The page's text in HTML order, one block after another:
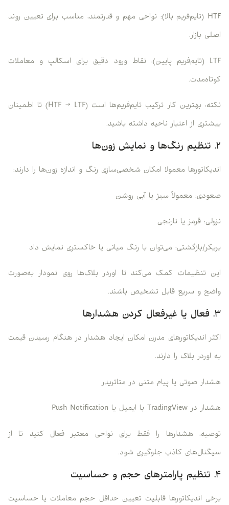
HTF (تایم‌فریم بالا): نواحی مهم و قدرتمند، مناسب برای تعیین روند
اصلی بازار.
LTF (تایم‌فریم پایین): نقاط ورود دقیق برای اسکالپ و معاملات
کوتاه‌مدت.
نکته: بهترین کار ترکیب تایم‌فریم‌ها است (HTF → LTF) تا اطمینان
بیشتری از اعتبار ناحیه داشته باشید.
۲. تنظیم رنگ‌ها و نمایش زون‌ها
اندیکاتورها معمولا امکان شخصی‌سازی رنگ و اندازه زون‌ها را دارند:
صعودی: معمولاً سبز یا آبی روشن
نزولی: قرمز یا نارنجی
بریکر/بازگشتی: می‌توان با رنگ میانی یا خاکستری نمایش داد
این تنظیمات کمک می‌کند تا اوردر بلاک‌ها روی نمودار به‌صورت
واضح و سریع قابل تشخیص باشند.
۳. فعال یا غیرفعال کردن هشدارها
اکثر اندیکاتورهای مدرن امکان ایجاد هشدار در هنگام رسیدن قیمت
به اوردر بلاک را دارند.
هشدار صوتی یا پیام متنی در متاتریدر
هشدار در TradingView با ایمیل یا Push Notification
توصیه: هشدارها را فقط برای نواحی معتبر فعال کنید تا از
سیگنال‌های کاذب جلوگیری شود.
۴. تنظیم پارامترهای حجم و حساسیت
برخی اندیکاتورها قابلیت تعیین حداقل حجم معاملات یا حساسیت